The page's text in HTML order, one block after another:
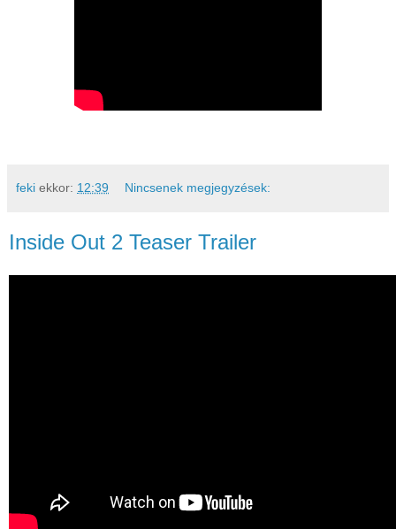
feki ekkor: 12:39 Nincsenek megjegyzések:
Inside Out 2 Teaser Trailer